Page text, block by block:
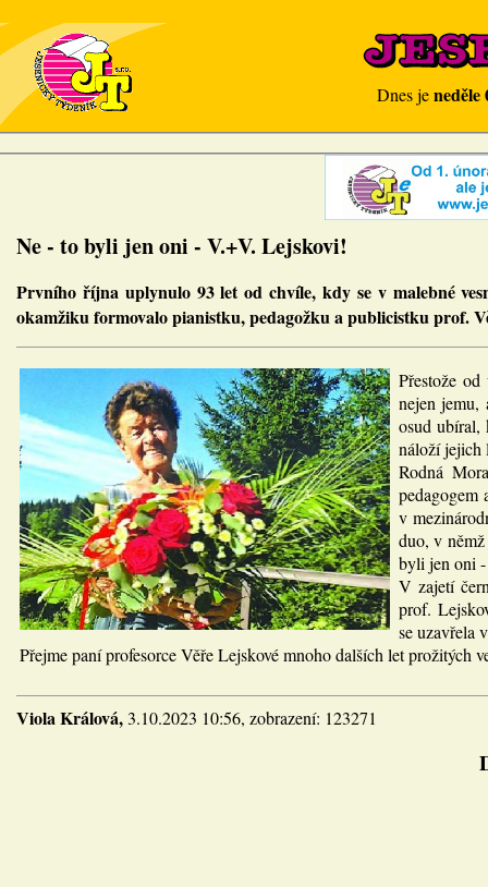
Dnes jeneděle
Ne - to byli jen oni - V.+V. Lejskovi!
Prvního října uplynulo 93 let od chvíle, kdy se v malebné
okamžiku formovalo pianistku, pedagožku a publicistku prof.
Přestože
nejen jemu,
osud ubíral,
náloží jejich
Rodná
pedagogem
v
duo, v
byli jen oni
V zajetí
prof.
se uzavřela
Přejme paní profesorce Věře Lejskové mnoho dalších let prožitých
Viola Králová,3.10.2023 10:56, zobrazení: 123271